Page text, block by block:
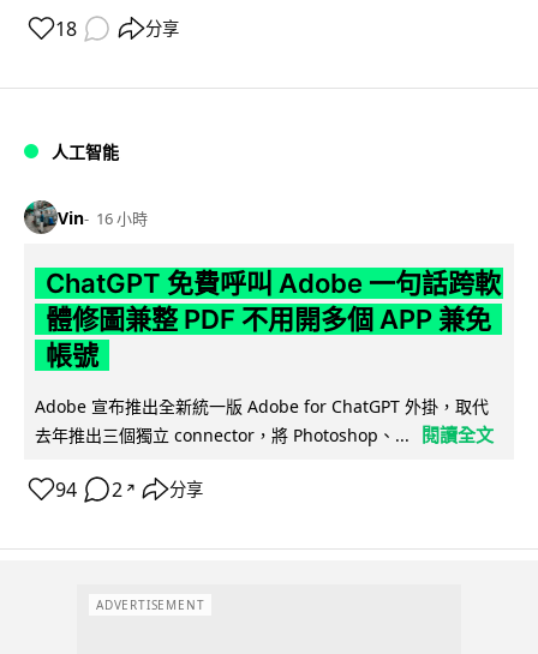
18 分享
人工智能
Vin 16 小時
ChatGPT 免費呼叫 Adobe 一句話跨軟
體修圖兼整 PDF 不用開多個 APP 兼免
帳號
Adobe 宣布推出全新統一版 Adobe for ChatGPT 外掛，取代
去年推出三個獨立 connector，將 Photoshop、...
閱讀全文
94 2 ↗ 分享
ADVERTISEMENT